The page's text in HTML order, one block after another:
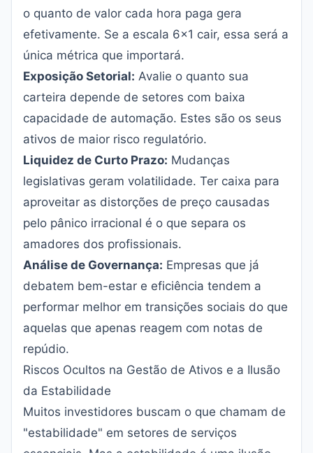
o quanto de valor cada hora paga gera
efetivamente. Se a escala 6x1 cair, essa será a
única métrica que importará.
Exposição Setorial: Avalie o quanto sua
carteira depende de setores com baixa
capacidade de automação. Estes são os seus
ativos de maior risco regulatório.
Liquidez de Curto Prazo: Mudanças
legislativas geram volatilidade. Ter caixa para
aproveitar as distorções de preço causadas
pelo pânico irracional é o que separa os
amadores dos profissionais.
Análise de Governança: Empresas que já
debatem bem-estar e eficiência tendem a
performar melhor em transições sociais do que
aquelas que apenas reagem com notas de
repúdio.
Riscos Ocultos na Gestão de Ativos e a Ilusão
da Estabilidade
Muitos investidores buscam o que chamam de
"estabilidade" em setores de serviços